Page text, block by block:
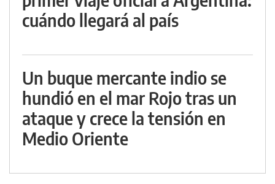
cuándo llegará al país
Un buque mercante indio se
hundió en el mar Rojo tras un
ataque y crece la tensión en
Medio Oriente